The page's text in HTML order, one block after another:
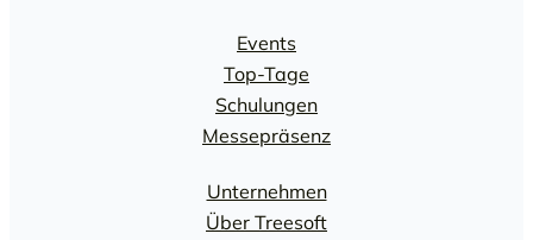
Events
Top-Tage
Schulungen
Messepräsenz
Unternehmen
Über Treesoft